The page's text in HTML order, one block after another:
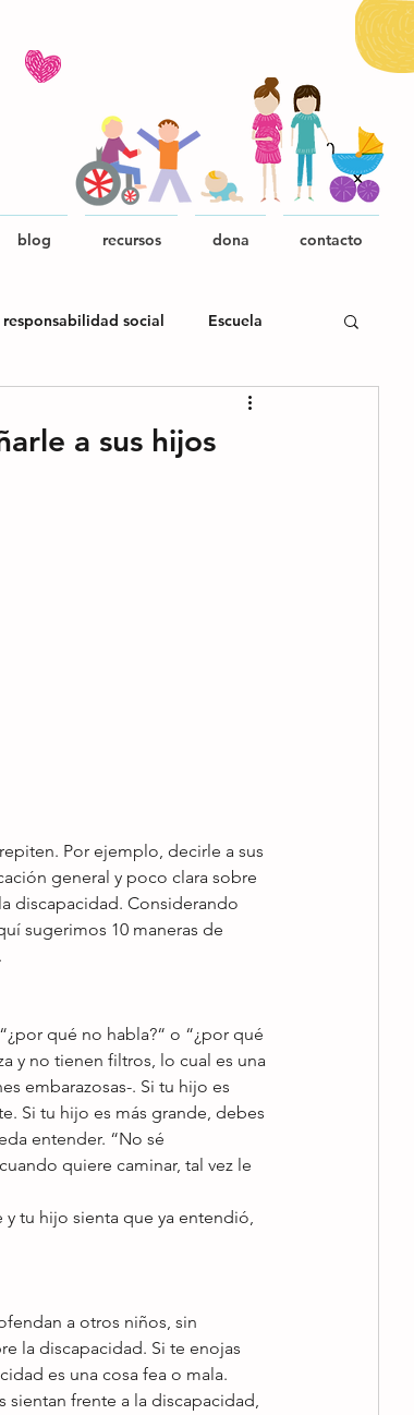
blog recursos dona contacto
responsabilidad social Escuela
a sus hijos
Por ejemplo, decirle a sus
general y poco clara sobre
discapacidad. Considerando
sugerimos 10 maneras de
qué no habla?“ o “¿por qué
y no tienen filtros, lo cual es una
embarazosas-. Si tu hijo es
Si tu hijo es más grande, debes
entender. “No sé
quiere caminar, tal vez le
tu hijo sienta que ya entendió,
a otros niños, sin
la discapacidad. Si te enojas
es una cosa fea o mala.
frente a la discapacidad,